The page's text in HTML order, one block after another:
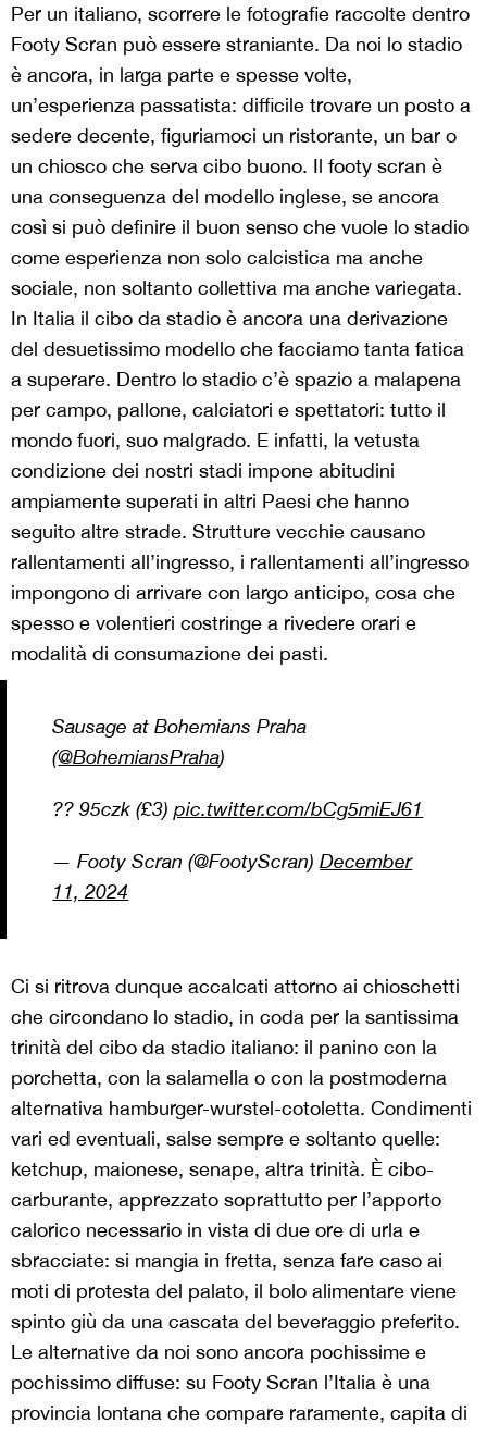
Per un italiano, scorrere le fotografie raccolte dentro
Footy Scran può essere straniante. Da noi lo stadio
è ancora, in larga parte e spesse volte,
un’esperienza passatista: difficile trovare un posto a
sedere decente, figuriamoci un ristorante, un bar o
un chiosco che serva cibo buono. Il footy scran è
una conseguenza del modello inglese, se ancora
così si può definire il buon senso che vuole lo stadio
come esperienza non solo calcistica ma anche
sociale, non soltanto collettiva ma anche variegata.
In Italia il cibo da stadio è ancora una derivazione
del desuetissimo modello che facciamo tanta fatica
a superare. Dentro lo stadio c’è spazio a malapena
per campo, pallone, calciatori e spettatori: tutto il
mondo fuori, suo malgrado. E infatti, la vetusta
condizione dei nostri stadi impone abitudini
ampiamente superati in altri Paesi che hanno
seguito altre strade. Strutture vecchie causano
rallentamenti all’ingresso, i rallentamenti all’ingresso
impongono di arrivare con largo anticipo, cosa che
spesso e volentieri costringe a rivedere orari e
modalità di consumazione dei pasti.
Sausage at Bohemians Praha
(@BohemiansPraha)
?? 95czk (£3)pic.twitter.com/bCg5miEJ61
— Footy Scran (@FootyScran)December
11, 2024
Ci si ritrova dunque accalcati attorno ai chioschetti
che circondano lo stadio, in coda per la santissima
trinità del cibo da stadio italiano: il panino con la
porchetta, con la salamella o con la postmoderna
alternativa hamburger-wurstel-cotoletta. Condimenti
vari ed eventuali, salse sempre e soltanto quelle:
ketchup, maionese, senape, altra trinità. È cibo-
carburante, apprezzato soprattutto per l’apporto
calorico necessario in vista di due ore di urla e
sbracciate: si mangia in fretta, senza fare caso ai
moti di protesta del palato, il bolo alimentare viene
spinto giù da una cascata del beveraggio preferito.
Le alternative da noi sono ancora pochissime e
pochissimo diffuse: su Footy Scran l’Italia è una
provincia lontana che compare raramente, capita di